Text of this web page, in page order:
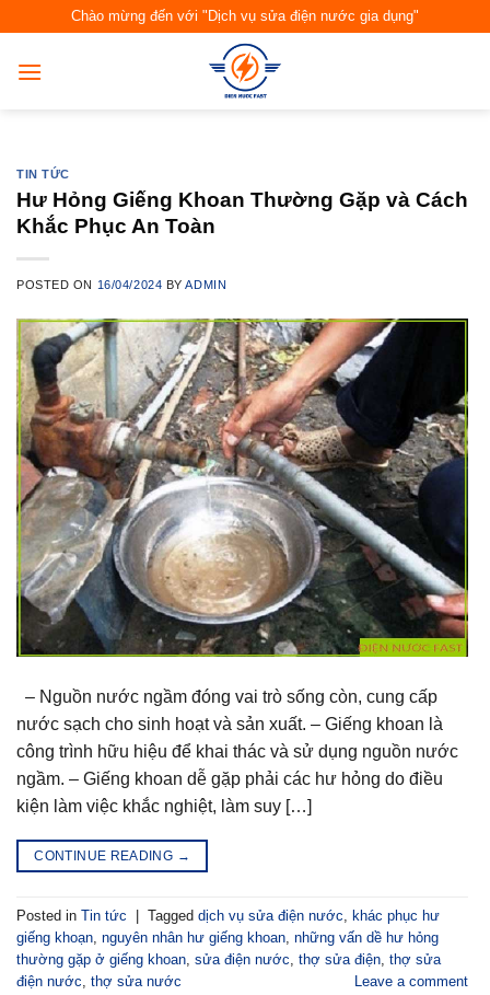
content
Chào mừng đến với "Dịch vụ sửa điện nước gia dụng"
TIN TỨC
Hư Hỏng Giếng Khoan Thường Gặp và Cách
Khắc Phục An Toàn
POSTED ON 16/04/2024 BYADMIN
– Nguồn nước ngầm đóng vai trò sống còn, cung cấp
nước sạch cho sinh hoạt và sản xuất. – Giếng khoan là
công trình hữu hiệu để khai thác và sử dụng nguồn nước
ngầm. – Giếng khoan dễ gặp phải các hư hỏng do điều
kiện làm việc khắc nghiệt, làm suy […]
CONTINUE READING →
Posted in Tin tức | Tagged dịch vụ sửa điện nước khác phục hư
giếng khoạn nguyên nhân hư giếng khoan những vấn dề hư hỏng
thường gặp ở giếng khoan sửa điện nước thợ sửa điện thợ sửa
điện nước thợ sửa nước Leave a comment